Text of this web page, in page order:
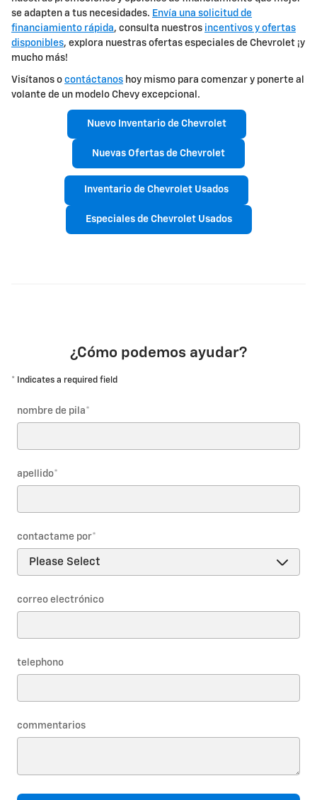
se adapten a tus necesidades. Envía una solicitud de
financiamiento rápida, consulta nuestros incentivos y ofertas
disponibles, explora nuestras ofertas especiales de Chevrolet ¡y
mucho más!
Visítanos o contáctanos hoy mismo para comenzar y ponerte al
volante de un modelo Chevy excepcional.
Nuevo Inventario de Chevrolet
Nuevas Ofertas de Chevrolet
Inventario de Chevrolet Usados
Especiales de Chevrolet Usados
¿Cómo podemos ayudar?
* Indicates a required field
nombre de pila*
apellido*
contactame por*
correo electrónico
telephono
commentarios